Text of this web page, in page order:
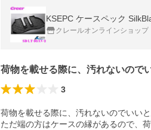
KSEPC ケースペック
クレールオンラインショップ
荷物を載せる際に、汚れないので
3
荷物を載せる際に、汚れないのでいいと
ただ端の方はケースの縁があるので、